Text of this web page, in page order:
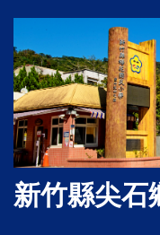
主
要
內
容
區
新竹縣尖石